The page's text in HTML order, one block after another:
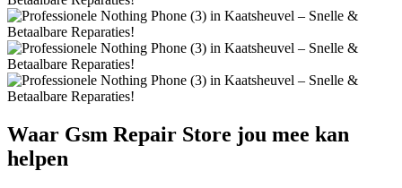
Waar Gsm Repair Store jou mee kan
helpen